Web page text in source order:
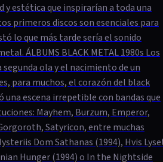
estética que inspirarían a toda una
primeros discos son esenciales para
lo que más tarde sería el sonido
ÁLBUMS BLACK METAL 1980s Los
ola y el nacimiento de un
para muchos, el corazón del black
una escena irrepetible con bandas que
Mayhem, Burzum, Emperor,
Satyricon, entre muchas
Dom Sathanas (1994), Hvis
Hunger (1994) o In the Nightside